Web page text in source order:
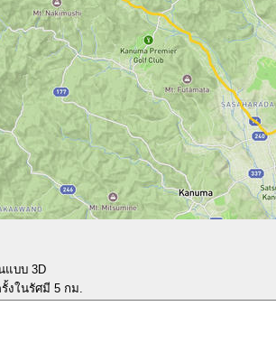
บบ 3D
งในรัศมี 5 กม.